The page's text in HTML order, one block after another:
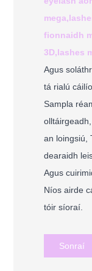
mega,
fionnaidh
3D,lashes
Agus
tá rialú
Sampla
an loingsiú,
dearaidh
Agus
Níos airde
tóir síoraí.
Sonraí